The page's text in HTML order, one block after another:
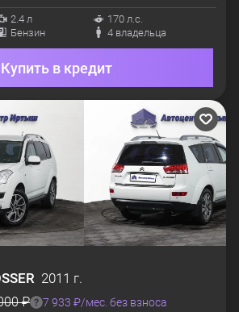
2.4 л
170 л.с.
Бензин 4 владельца
Купить в кредит
2011 г.
₽ 7 933 ₽/мес. без взноса